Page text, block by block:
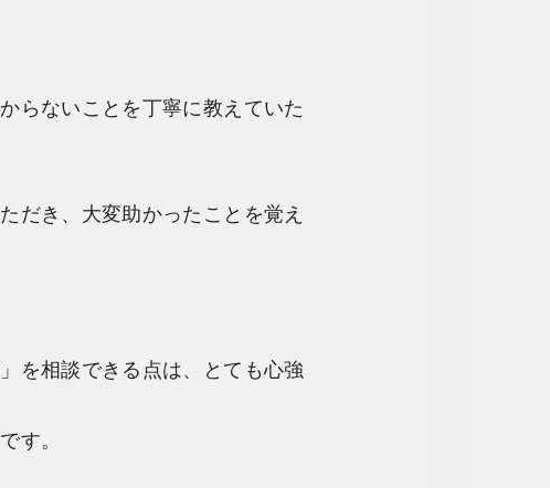
らないことを丁寧に教えていた
だき、大変助かったことを覚え
を相談できる点は、とても心強
す。